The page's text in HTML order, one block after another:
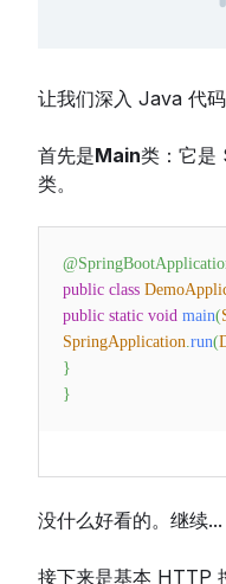
让我们深入 Java 代
首先是Main类：它是
类。
public class
public static void main(
SpringApplication.run(
}
}
没什么好看的。继续...
接下来是基本 HTTP